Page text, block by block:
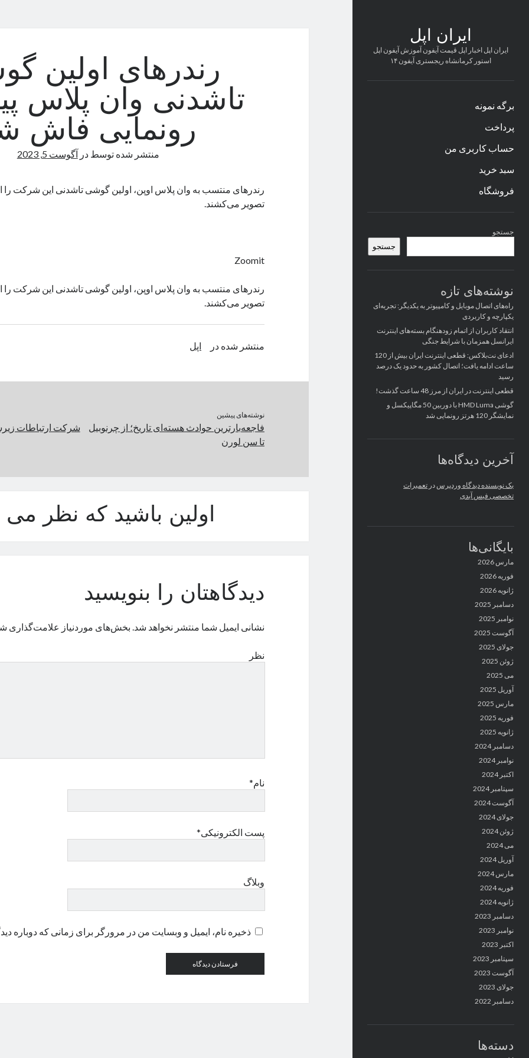
ایران اپل
ایران اپل اخبار اپل قیمت آیفون آموزش آیفون اپل
استور کرمانشاه ریجستری آیفون ۱۴
برگه نمونه
پرداخت
حساب کاربری من
سبد خرید
فروشگاه
کناری
جستجو
جستجو
نوشته‌های تازه
راه‌های اتصال موبایل و کامپیوتر به یکدیگر: تجربه‌ای
یکپارچه و کاربردی
انتقاد کاربران از اتمام زودهنگام بسته‌های اینترنت
ایرانسل همزمان با شرایط جنگی
ادعای نت‌بلاکس: قطعی اینترنت ایران بیش از 120
ساعت ادامه یافت؛ اتصال کشور به حدود یک درصد
رسید
قطعی اینترنت در ایران از مرز 48 ساعت گذشت!
گوشی HMD Luma با دوربین 50 مگاپیکسل و
نمایشگر 120 هرتز رونمایی شد
آخرین دیدگاه‌ها
یک نویسنده دیدگاه وردپرس در تعمیرات
تخصصی فیس آیدی
بایگانی‌ها
مارس 2026
فوریه 2026
ژانویه 2026
دسامبر 2025
نوامبر 2025
آگوست 2025
جولای 2025
ژوئن 2025
می 2025
آوریل 2025
مارس 2025
فوریه 2025
ژانویه 2025
دسامبر 2024
نوامبر 2024
اکتبر 2024
سپتامبر 2024
آگوست 2024
جولای 2024
ژوئن 2024
می 2024
آوریل 2024
مارس 2024
فوریه 2024
ژانویه 2024
دسامبر 2023
نوامبر 2023
اکتبر 2023
سپتامبر 2023
آگوست 2023
جولای 2023
دسامبر 2022
دسته‌ها
رندرهای اولین
تاشدنی وان پلاس
رونمایی فاش
منتشر شده توسطدرآگوست 5, 2023
رندرهای منتسب‌ به وان پلاس اوپن، اولین گوشی تاشدنی این شرکت را
تصویر می‌کشند.
Zoomit
رندرهای منتسب‌ به وان پلاس اوپن، اولین گوشی تاشدنی این شرکت را
تصویر می‌کشند.
منتشر شده در اپل
نوشته‌های پیشین
فاجعه‌بارترین حوادث هسته‌ای تاریخ؛ از چرنوبیل
تا سن لورن
شرکت ارتباطات
اولین باشید که نظر می
دیدگاهتان را بنویسید
نشانی ایمیل شما منتشر نخواهد شد. بخش‌های موردنیاز علامت‌گذاری
نظر
نام*
پست الکترونیکی*
وبلاگ
ذخیره نام، ایمیل و وبسایت من در مرورگر برای زمانی که دوباره